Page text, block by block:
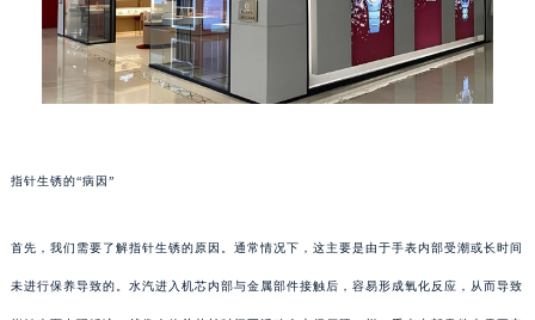
指针生锈的“病因”
首先，我们需要了解指针生锈的原因。通常情况下，这主要是由于手表内部受潮或长时间
未进行保养导致的。水汽进入机芯内部与金属部件接触后，容易形成氧化反应，从而导致